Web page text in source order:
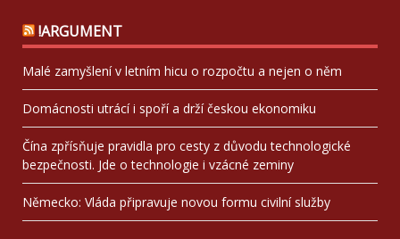
!ARGUMENT
Malé zamyšlení v letním hicu o rozpočtu a nejen o něm
Domácnosti utrácí i spoří a drží českou ekonomiku
Čína zpřísňuje pravidla pro cesty z důvodu technologické
bezpečnosti. Jde o technologie i vzácné zeminy
Německo: Vláda připravuje novou formu civilní služby